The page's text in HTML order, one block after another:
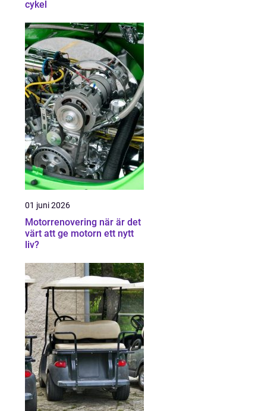
cykel
01 juni 2026
Motorrenovering när är det
värt att ge motorn ett nytt
liv?